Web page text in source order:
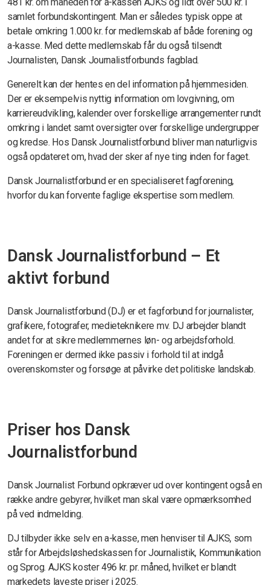
samlet forbundskontingent. Man er således typisk oppe at
betale omkring 1.000 kr. for medlemskab af både forening og
a-kasse. Med dette medlemskab får du også tilsendt
Journalisten, Dansk Journalistforbunds fagblad.
Generelt kan der hentes en del information på hjemmesiden.
Der er eksempelvis nyttig information om lovgivning, om
karriereudvikling, kalender over forskellige arrangementer rundt
omkring i landet samt oversigter over forskellige undergrupper
og kredse. Hos Dansk Journalistforbund bliver man naturligvis
også opdateret om, hvad der sker af nye ting inden for faget.
Dansk Journalistforbund er en specialiseret fagforening,
hvorfor du kan forvente faglige ekspertise som medlem.
Dansk Journalistforbund – Et
aktivt forbund
Dansk Journalistforbund (DJ) er et fagforbund for journalister,
grafikere, fotografer, medieteknikere mv. DJ arbejder blandt
andet for at sikre medlemmernes løn- og arbejdsforhold.
Foreningen er dermed ikke passiv i forhold til at indgå
overenskomster og forsøge at påvirke det politiske landskab.
Priser hos Dansk
Journalistforbund
Dansk Journalist Forbund opkræver ud over kontingent også en
række andre gebyrer, hvilket man skal være opmærksomhed
på ved indmelding.
DJ tilbyder ikke selv en a-kasse, men henviser til AJKS, som
står for Arbejdsløshedskassen for Journalistik, Kommunikation
og Sprog. AJKS koster496 kr. pr. måned, hvilket er blandt
markedets laveste priser i 2025.